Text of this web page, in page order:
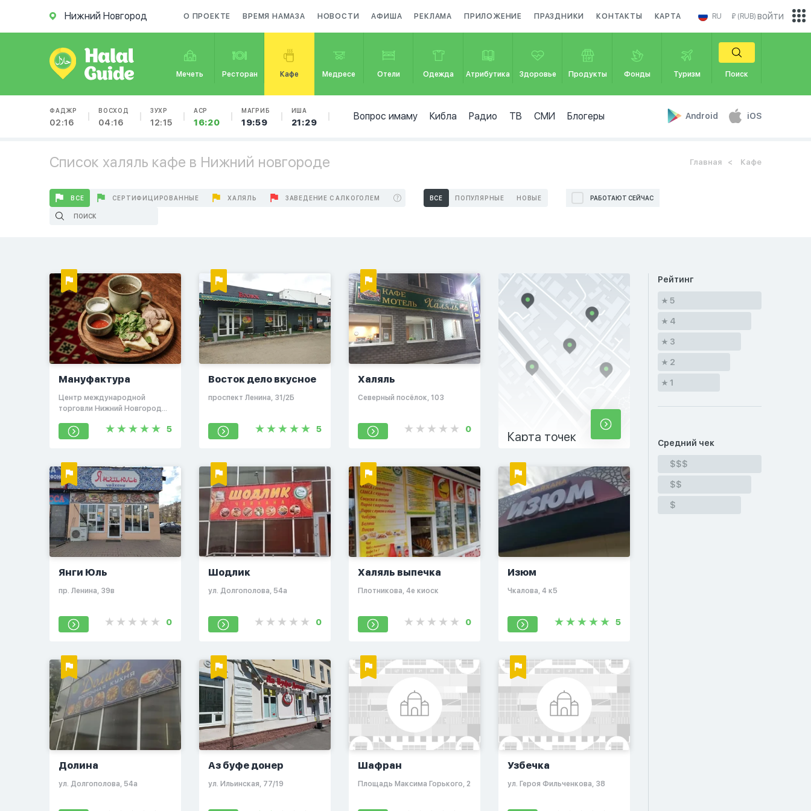
Нижний Новгород О ПРОЕКТЕ ВРЕМЯ НАМАЗА НОВОСТИ АФИША РЕКЛАМА ПРИЛОЖЕНИЕ ПРАЗДНИКИ КОНТАКТЫ КАРТА RU ₽ (RUB)
Мечеть Ресторан Кафе Медресе Отели Одежда Атрибутика Здоровье Продукты Фонды Туризм Поиск
ФАДЖР
02:16
ВОСХОД
04:16
ЗУХР
12:15
АСР
16:20
МАГРИБ
19:59
ИША
21:29
Вопрос имаму Кибла Радио ТВ СМИ Блогеры Android iOS
войти
Список халяль кафе в Нижний новгороде Главная Кафе
ВСЕ СЕРТИФИЦИРОВАННЫЕ ХАЛЯЛЬ ЗАВЕДЕНИЕ С АЛКОГОЛЕМ ВСЕ ПОПУЛЯРНЫЕ НОВЫЕ РАБОТАЮТ СЕЙЧАС
Мануфактура
​Центр международной
торговли Нижний Новгород​
5
Восток дело вкусное
​проспект Ленина, 31/2Б
5
Халяль
​Северный посёлок, 103
0
Карта точек
Янги Юль
пр. Ленина, 39в
0
Шодлик
ул. Долгополова, 54а
0
Халяль выпечка
​Плотникова, 4е киоск
0
Изюм
​Чкалова, 4 к5
5
Долина
ул. Долгополова, 54а
Аз буфе донер
ул. Ильинская, 77/19
Шафран
​Площадь Максима Горького, 2
Узбечка
ул. Героя Фильченкова, 38
Рейтинг
5
4
3
2
1
Средний чек
$$$
$$
$